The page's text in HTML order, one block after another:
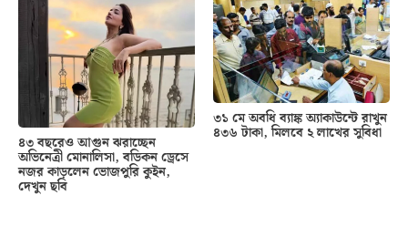
৪৩ বছরেও আগুন ঝরাচ্ছেন
অভিনেত্রী মোনালিসা, বডিকন ড্রেসে
নজর কাড়লেন ভোজপুরি কুইন,
দেখুন ছবি
৩১ মে অবধি ব্যাঙ্ক অ্যাকাউন্টে রাখুন
৪৩৬ টাকা, মিলবে ২ লাখের সুবিধা